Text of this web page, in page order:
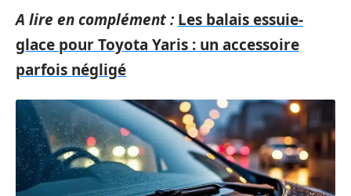
A lire en complément : Les balais essuie-
glace pour Toyota Yaris : un accessoire
parfois négligé